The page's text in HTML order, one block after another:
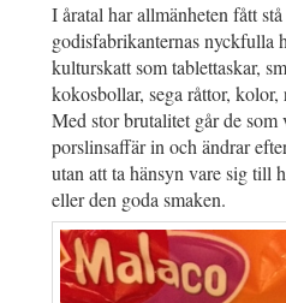
I åratal har allmänheten fått
godisfabrikanternas nyckfulla
kulturskatt som tablettaskar,
kokosbollar, sega råttor, kolor,
Med stor brutalitet går de som
porslinsaffär in och ändrar
utan att ta hänsyn vare sig till
eller den goda smaken.